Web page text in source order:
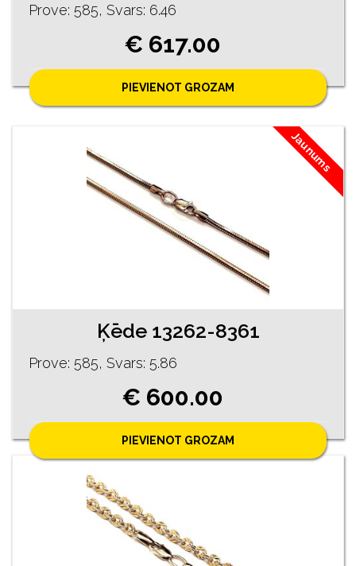
Prove: 585, Svars: 6.46
€ 617.00
PIEVIENOT GROZAM
Jaunums
Ķēde 13262-8361
Prove: 585, Svars: 5.86
€ 600.00
PIEVIENOT GROZAM